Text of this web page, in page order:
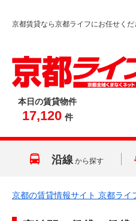
京都賃貸なら京都ライフにお任せく
本日の賃貸物件
17,120 件
沿線 から探す
京都の賃貸情報サイト 京都ライ